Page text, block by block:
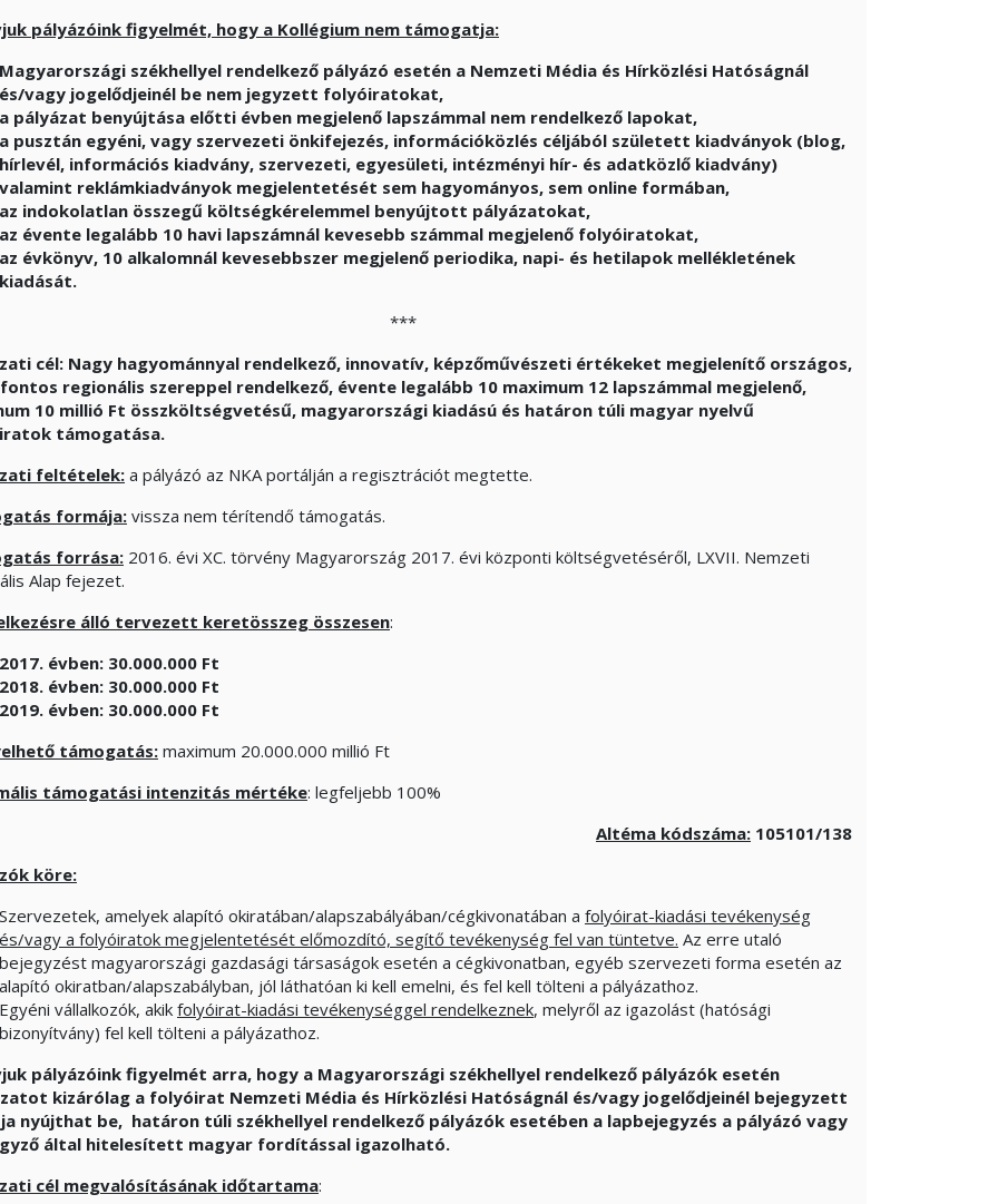
pályázóink figyelmét, hogy a Kollégium nem támogatja:
Magyarországi székhellyel rendelkező pályázó esetén a Nemzeti Média és Hírközlési Hatóságnál
és/vagy jogelődjeinél be nem jegyzett folyóiratokat,
a pályázat benyújtása előtti évben megjelenő lapszámmal nem rendelkező lapokat,
a pusztán egyéni, vagy szervezeti önkifejezés, információközlés céljából született kiadványok (blog,
hírlevél, információs kiadvány, szervezeti, egyesületi, intézményi hír- és adatközlő kiadvány)
valamint reklámkiadványok megjelentetését sem hagyományos, sem online formában,
az indokolatlan összegű költségkérelemmel benyújtott pályázatokat,
az évente legalább 10 havi lapszámnál kevesebb számmal megjelenő folyóiratokat,
az évkönyv, 10 alkalomnál kevesebbszer megjelenő periodika, napi- és hetilapok mellékletének
kiadását.
***
cél: Nagy hagyománnyal rendelkező, innovatív, képzőművészeti értékeket megjelenítő országos,
regionális szereppel rendelkező, évente legalább 10 maximum 12 lapszámmal megjelenő,
10 millió Ft összköltségvetésű, magyarországi kiadású és határon túli magyar nyelvű
támogatása.
feltételek:a pályázó az NKA portálján a regisztrációt megtette.
formája:vissza nem térítendő támogatás.
forrása: 2016. évi XC. törvény Magyarország 2017. évi központi költségvetéséről, LXVII. Nemzeti
Alap fejezet.
álló tervezett keretösszeg összesen:
2017. évben: 30.000.000 Ft
2018. évben: 30.000.000 Ft
2019. évben: 30.000.000 Ft
támogatás:maximum 20.000.000 millió Ft
támogatási intenzitás mértéke: legfeljebb 100%
Altéma kódszáma: 105101/138
köre:
Szervezetek, amelyek alapító okiratában/alapszabályában/cégkivonatában a folyóirat-kiadási tevékenység
és/vagy a folyóiratok megjelentetését előmozdító, segítő tevékenység fel van tüntetve. Az erre utaló
bejegyzést magyarországi gazdasági társaságok esetén a cégkivonatban, egyéb szervezeti forma esetén az
alapító okiratban/alapszabályban, jól láthatóan ki kell emelni, és fel kell tölteni a pályázathoz.
Egyéni vállalkozók, akik folyóirat-kiadási tevékenységgel rendelkeznek, melyről az igazolást (hatósági
bizonyítvány) fel kell tölteni a pályázathoz.
pályázóink figyelmét arra, hogy a Magyarországi székhellyel rendelkező pályázók esetén
kizárólag a folyóirat Nemzeti Média és Hírközlési Hatóságnál és/vagy jogelődjeinél bejegyzett
nyújthat be, határon túli székhellyel rendelkező pályázók esetében a lapbejegyzés a pályázó vagy
által hitelesített magyar fordítással igazolható.
cél megvalósításának időtartama: